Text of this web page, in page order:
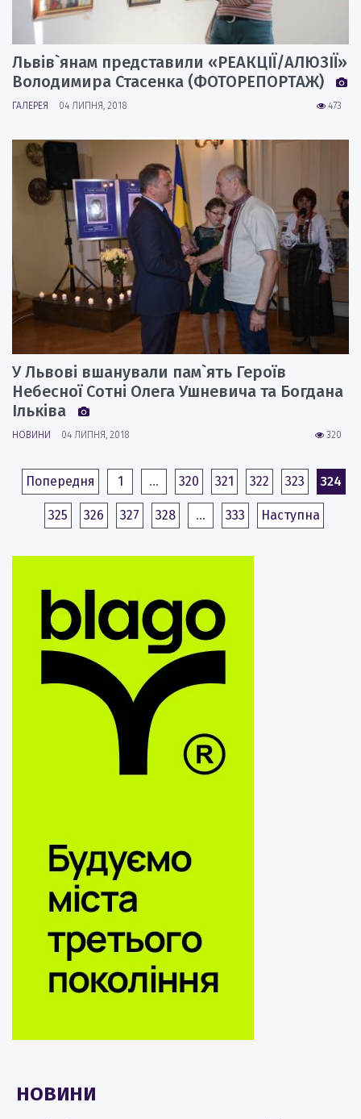
Львів`янам представили «РЕАКЦІЇ/АЛЮЗІЇ»
Володимира Стасенка (ФОТОРЕПОРТАЖ)
473
ГАЛЕРЕЯ 04 ЛИПНЯ, 2018
У Львові вшанували пам`ять Героїв
Небесної Сотні Олега Ушневича та Богдана
Ільківа
320
НОВИНИ 04 ЛИПНЯ, 2018
Попередня 1 … 320 321 322 323 324
325 326 327 328 … 333 Наступна
НОВИНИ